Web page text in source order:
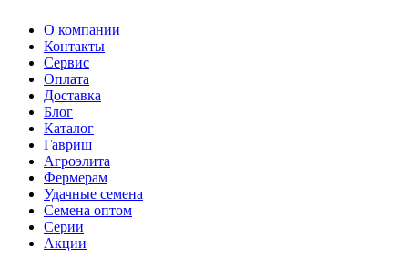
О компании
Контакты
Сервис
Оплата
Доставка
Блог
Каталог
Гавриш
Агроэлита
Фермерам
Удачные семена
Семена оптом
Серии
Акции